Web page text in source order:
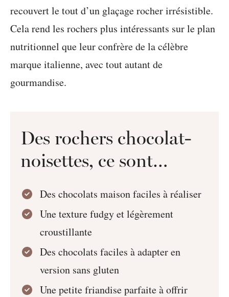
recouvert le tout d’un glaçage rocher irrésistible.
Cela rend les rochers plus intéressants sur le plan
nutritionnel que leur confrère de la célèbre
marque italienne, avec tout autant de
gourmandise.
Des rochers chocolat-
noisettes, ce sont…
Des chocolats maison faciles à réaliser
Une texture fudgy et légèrement
croustillante
Des chocolats faciles à adapter en
version sans gluten
Une petite friandise parfaite à offrir